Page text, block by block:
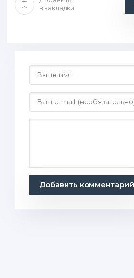
в закладки
Добавить комментарий